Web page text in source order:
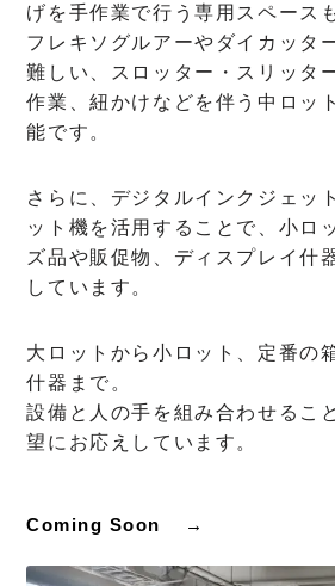
げを手作業で行う専用スペース
フレキソグルアーやダイカッタ
難しい、スロッター・スリッタ
作業、紐かけなどを伴う中ロッ
能です。
さらに、デジタルインクジェッ
ット機を活用することで、小ロ
ズ品や販促物、ディスプレイ什
しています。
大ロットから小ロット、定番の
什器まで。
設備と人の手を組み合わせるこ
望にお応えしています。
Coming Soon